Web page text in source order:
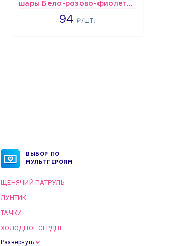
шары Бело-розово-фиолетово-бордово-золотые металлик
94₽/ШТ.
1697
ВЫБОР ПО
МУЛЬТГЕРОЯМ
ЩЕНЯЧИЙ ПАТРУЛЬ
ЛУНТИК
ТАЧКИ
ХОЛОДНОЕ СЕРДЦЕ
Развернуть